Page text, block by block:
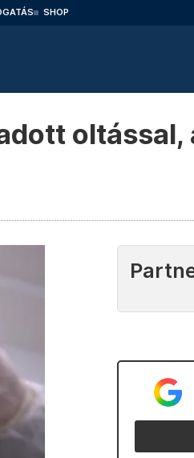
SHOP
oltással,